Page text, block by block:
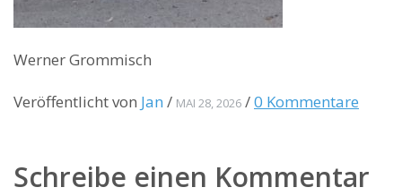
Werner Grommisch
Veröffentlicht von Jan / MAI 28, 2026 /0 Kommentare
Schreibe einen Kommentar